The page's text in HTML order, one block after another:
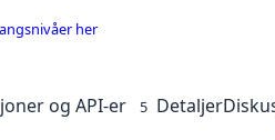
her
og API-er 5 Detaljer